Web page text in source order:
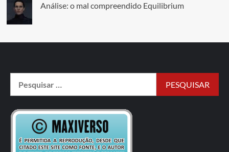
Análise: o mal compreendido Equilibrium